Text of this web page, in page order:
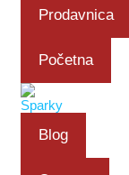
Prodavnica
Početna
Blog